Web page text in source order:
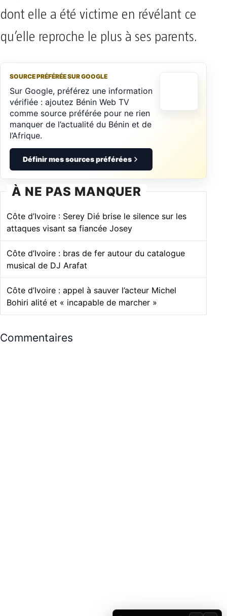
dont elle a été victime en révélant ce
qu’elle reproche le plus à ses parents.
SOURCE PRÉFÉRÉE SUR GOOGLE
Sur Google, préférez une information
vérifiée : ajoutez Bénin Web TV
comme source préférée pour ne rien
manquer de l’actualité du Bénin et de
l’Afrique.
Définir mes sources préférées
À NE PAS MANQUER
Côte d’Ivoire : Serey Dié brise le silence sur les
attaques visant sa fiancée Josey
Côte d’Ivoire : bras de fer autour du catalogue
musical de DJ Arafat
Côte d’Ivoire : appel à sauver l’acteur Michel
Bohiri alité et « incapable de marcher »
Commentaires